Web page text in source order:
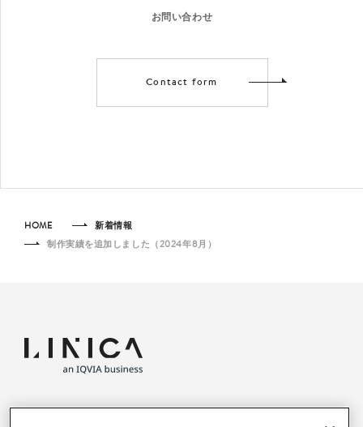
お問い合わせ
Contact form
HOME 新着情報
制作実績を追加しました（2024年8月）